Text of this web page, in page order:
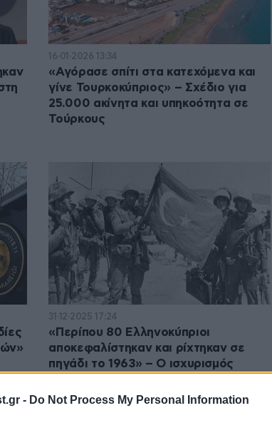
- Do Not Process My Personal Information
16·01·2026 13:34
«Αγόρασε σπίτι στα κατεχόμενα και
γίνε Τουρκοκύπριος» – Σχέδιο για
25.000 ακίνητα και υπηκοότητα σε
Τούρκους
31·12·2025 17:24
«Περίπου 80 Ελληνοκύπριοι
αποκεφαλίστηκαν και ρίχτηκαν σε
πηγάδι το 1963» – Ο ισχυρισμός